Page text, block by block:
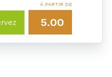
À PARTIR DE
5.00